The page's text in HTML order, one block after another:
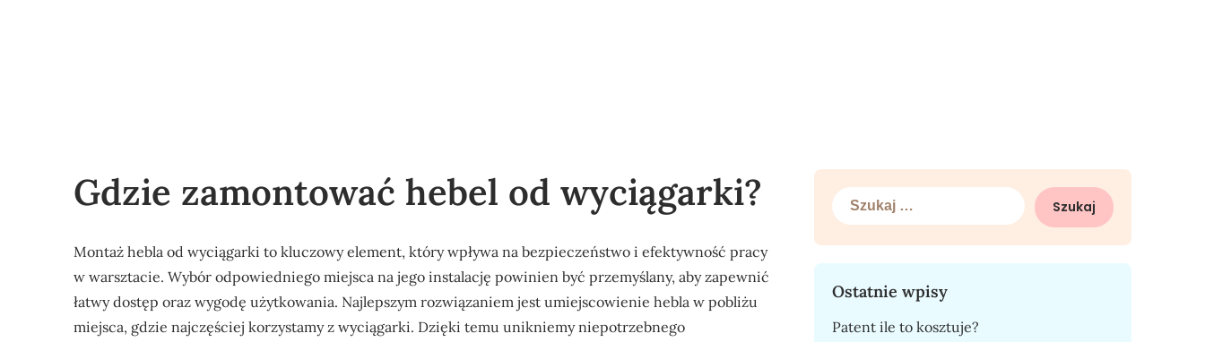
Gdzie zamontować hebel od wyciągarki?
Montaż hebla od wyciągarki to kluczowy element, który wpływa na bezpieczeństwo i efektywność pracy
w warsztacie. Wybór odpowiedniego miejsca na jego instalację powinien być przemyślany, aby zapewnić
łatwy dostęp oraz wygodę użytkowania. Najlepszym rozwiązaniem jest umiejscowienie hebla w pobliżu
miejsca, gdzie najczęściej korzystamy z wyciągarki. Dzięki temu unikniemy niepotrzebnego
Szukaj:
Ostatnie wpisy
Patent ile to kosztuje?